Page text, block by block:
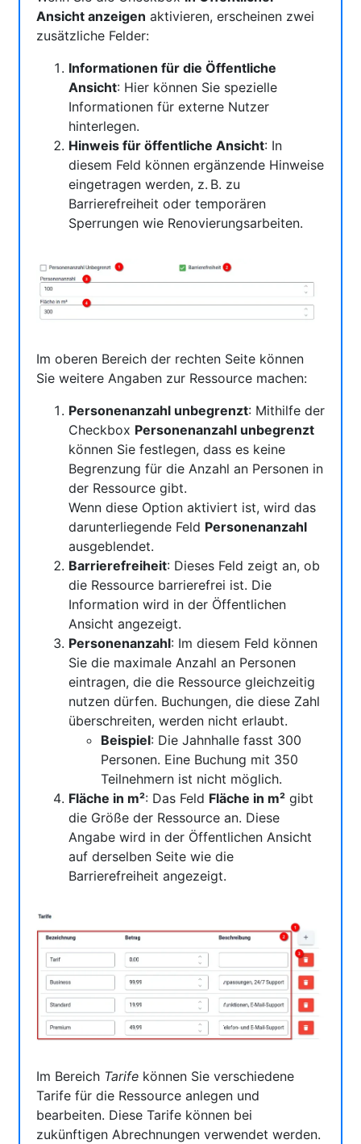
Ansicht anzeigen aktivieren, erscheinen zwei
zusätzliche Felder:
Informationen für die Öffentliche
Ansicht: Hier können Sie spezielle
Informationen für externe Nutzer
hinterlegen.
Hinweis für öffentliche Ansicht: In
diesem Feld können ergänzende Hinweise
eingetragen werden, z. B. zu
Barrierefreiheit oder temporären
Sperrungen wie Renovierungsarbeiten.
Im oberen Bereich der rechten Seite können
Sie weitere Angaben zur Ressource machen:
Personenanzahl unbegrenzt: Mithilfe der
Checkbox Personenanzahl unbegrenzt
können Sie festlegen, dass es keine
Begrenzung für die Anzahl an Personen in
der Ressource gibt.
Wenn diese Option aktiviert ist, wird das
darunterliegende Feld Personenanzahl
ausgeblendet.
Barrierefreiheit: Dieses Feld zeigt an, ob
die Ressource barrierefrei ist. Die
Information wird in der Öffentlichen
Ansicht angezeigt.
Personenanzahl: Im diesem Feld können
Sie die maximale Anzahl an Personen
eintragen, die die Ressource gleichzeitig
nutzen dürfen. Buchungen, die diese Zahl
überschreiten, werden nicht erlaubt.
Beispiel: Die Jahnhalle fasst 300
Personen. Eine Buchung mit 350
Teilnehmern ist nicht möglich.
Fläche in m²: Das Feld Fläche in m² gibt
die Größe der Ressource an. Diese
Angabe wird in der Öffentlichen Ansicht
auf derselben Seite wie die
Barrierefreiheit angezeigt.
Im Bereich Tarife können Sie verschiedene
Tarife für die Ressource anlegen und
bearbeiten. Diese Tarife können bei
zukünftigen Abrechnungen verwendet werden.